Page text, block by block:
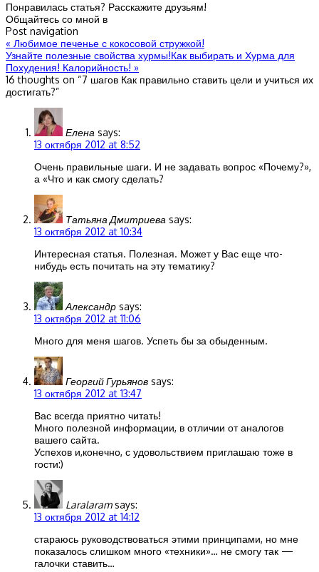
Понравилась статья? Расскажите друзьям!
Общайтесь со мной в
Post navigation
« Любимое печенье с кокосовой стружкой!
Узнайте полезные свойства хурмы!Как выбирать и Хурма для
Похудения! Калорийность! »
16 thoughts on “7 шагов Как правильно ставить цели и учиться их
достигать?”
Елена says:
13 октября 2012 at 8:52
Очень правильные шаги. И не задавать вопрос «Почему?»,
а «Что и как смогу сделать?
Татьяна Дмитриева says:
13 октября 2012 at 10:34
Интересная статья. Полезная. Может у Вас еще что-
нибудь есть почитать на эту тематику?
Александр says:
13 октября 2012 at 11:06
Много для меня шагов. Успеть бы за обыденным.
Георгий Гурьянов says:
13 октября 2012 at 13:47
Вас всегда приятно читать!
Много полезной информации, в отличии от аналогов
вашего сайта.
Успехов и,конечно, с удовольствием приглашаю тоже в
гости:)
Laralaram says:
13 октября 2012 at 14:12
стараюсь руководствоваться этими принципами, но мне
показалось слишком много «техники»… не смогу так —
галочки ставить…